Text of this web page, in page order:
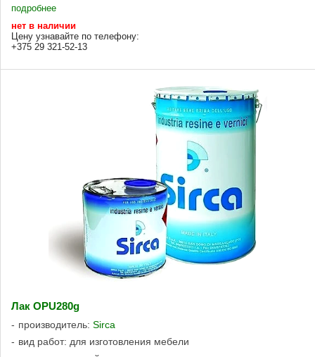
подробнее
нет в наличии
Цену узнавайте по телефону:
+375 29 321-52-13
Лак OPU280g
производитель: Sirca
вид работ: для изготовления мебели